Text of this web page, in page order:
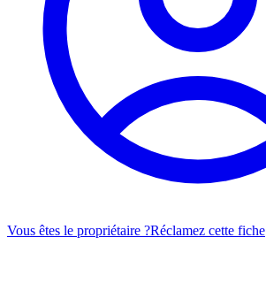
Vous êtes le propriétaire ?Réclamez cette fiche